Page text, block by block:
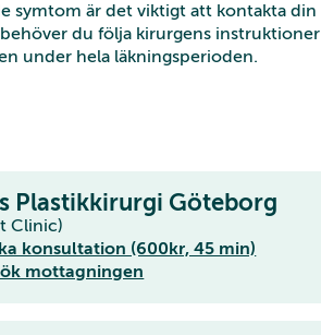
symtom är det viktigt att kontakta din
du följa kirurgens instruktioner
under hela läkningsperioden.
Plastikkirurgi Göteborg
Clinic)
konsultation (600kr, 45 min)
mottagningen